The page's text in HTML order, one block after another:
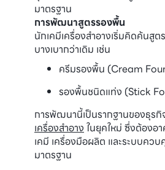
มาตรฐาน
การพัฒนาสูตรรองพื้น
นักเคมีเครื่องสำอางเริ่มคิดค้นสู
บางเบากว่าเดิม เช่น
ครีมรองพื้น (Cream
รองพื้นชนิดแท่ง (Stick
การพัฒนานี้เป็นรากฐานของธุรกิ
เครื่องสำอางในยุคใหม่ ซึ่งต้องอ
เคมี เครื่องมือผลิต และระบบคว
มาตรฐาน